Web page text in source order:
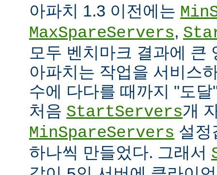
아파치 1.3 이전에는
MaxSpareServers,
모두 벤치마크 결과에 큰
아파치는 작업을 서비스
수에 다다를 때까지 "도
처음 StartServers개
MinSpareServers 설정
하나씩 만들었다. 그래서